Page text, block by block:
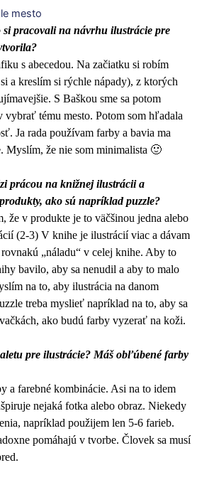
mesto
pracovali na návrhu ilustrácie pre
s abecedou. Na začiatku si robím
a kreslím si rýchle nápady), z ktorých
S Baškou sme sa potom
tému mesto. Potom som hľadala
Ja rada používam farby a bavia ma
Myslím, že nie som minimalista 🙂
prácou na knižnej ilustrácii a
ako sú napríklad puzzle?
že v produkte je to väčšinou jedna alebo
(2-3) V knihe je ilustrácií viac a dávam
„náladu“ v celej knihe. Aby to
bavilo, aby sa nenudil a aby to malo
na to, aby ilustrácia na danom
treba myslieť napríklad na to, aby sa
ako budú farby vyzerať na koži.
pre ilustrácie? Máš obľúbené farby
a farebné kombinácie. Asi na to idem
nejaká fotka alebo obraz. Niekedy
napríklad použijem len 5-6 farieb.
pomáhajú v tvorbe. Človek sa musí